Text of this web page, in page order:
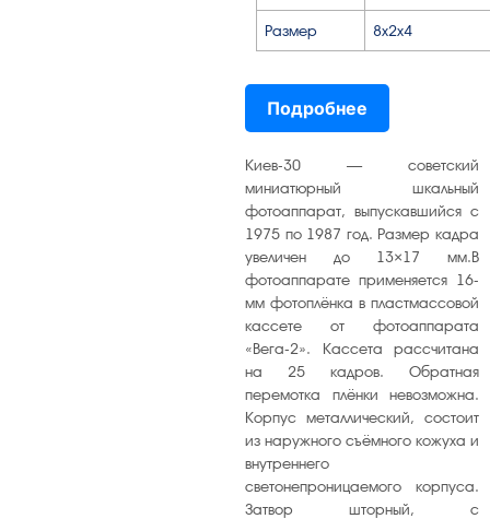
Размер 8х2х4
Подробнее
Киев-30 — советский
миниатюрный шкальный
фотоаппарат, выпускавшийся с
1975 по 1987 год. Размер кадра
увеличен до 13×17 мм.В
фотоаппарате применяется 16-
мм фотоплёнка в пластмассовой
кассете от фотоаппарата
«Вега-2». Кассета рассчитана
на 25 кадров. Обратная
перемотка плёнки невозможна.
Корпус металлический, состоит
из наружного съёмного кожуха и
внутреннего
светонепроницаемого корпуса.
Затвор шторный, с